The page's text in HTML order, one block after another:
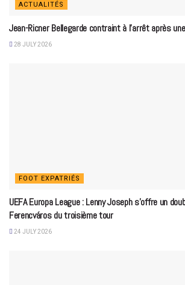
ACTUALITÉS
Jean-Ricner Bellegarde contraint à l’arrêt après
28 JULY 2026
FOOT EXPATRIÉS
UEFA Europa League : Lenny Joseph s’offre un
Ferencváros du troisième tour
24 JULY 2026